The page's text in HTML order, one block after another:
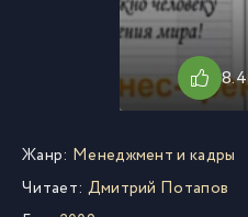
8.4
Жанр: Менеджмент и кадры
Читает: Дмитрий Потапов